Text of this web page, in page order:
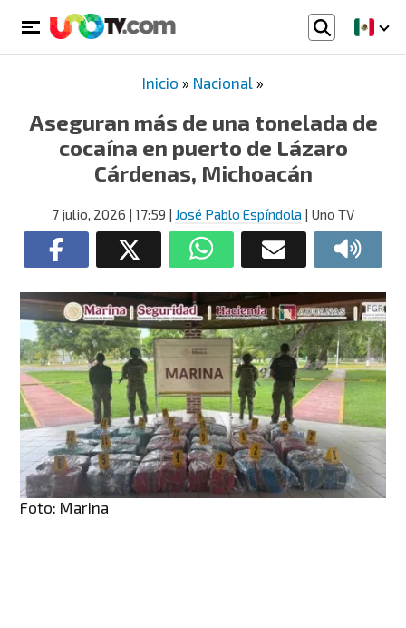
Inicio » Nacional »
Aseguran más de una tonelada de
cocaína en puerto de Lázaro
Cárdenas, Michoacán
7 julio, 2026 | 17:59 | José Pablo Espíndola | Uno TV
Foto: Marina